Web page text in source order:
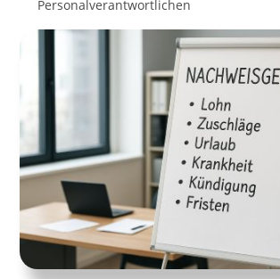
Personalverantwortlichen